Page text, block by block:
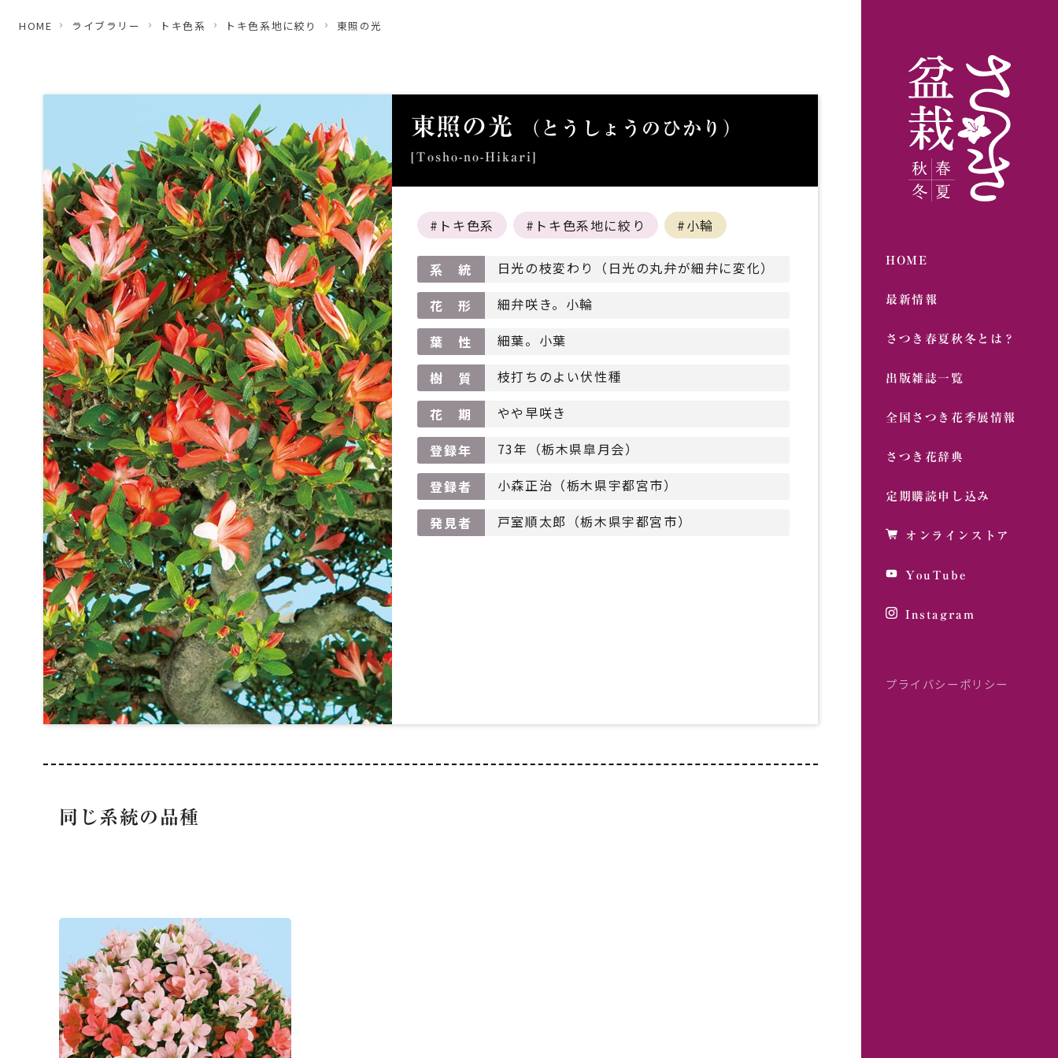
HOME
最新情報
さつき春夏秋冬とは？
出版雑誌一覧
全国さつき花季展情報
さつき花辞典
定期購読申し込み
オンラインストア
YouTube
Instagram
プライバシーポリシー
HOME ライブラリー トキ色系 トキ色系地に絞り 東照の光
東照の光 （とうしょうのひかり）
[Tosho-no-Hikari]
トキ色系 トキ色系地に絞り 小輪
系 統
日光の枝変わり（日光の丸弁が細弁に変化）
花 形
細弁咲き。小輪
葉 性
細葉。小葉
樹 質
枝打ちのよい伏性種
花 期
やや早咲き
登録年
73年（栃木県皐月会）
登録者
小森正治（栃木県宇都宮市）
発見者
戸室順太郎（栃木県宇都宮市）
同じ系統の品種